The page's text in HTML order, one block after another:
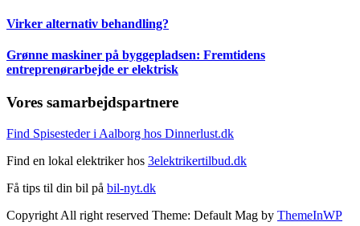
Virker alternativ behandling?
Grønne maskiner på byggepladsen: Fremtidens
entreprenørarbejde er elektrisk
Vores samarbejdspartnere
Find Spisesteder i Aalborg hos Dinnerlust.dk
Find en lokal elektriker hos 3elektrikertilbud.dk
Få tips til din bil på bil-nyt.dk
Copyright All right reserved Theme: Default Mag by ThemeInWP